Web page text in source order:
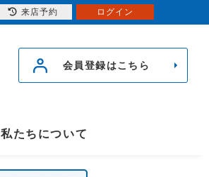
会員登録はこちら
私たちについて
来店予約 ログイン